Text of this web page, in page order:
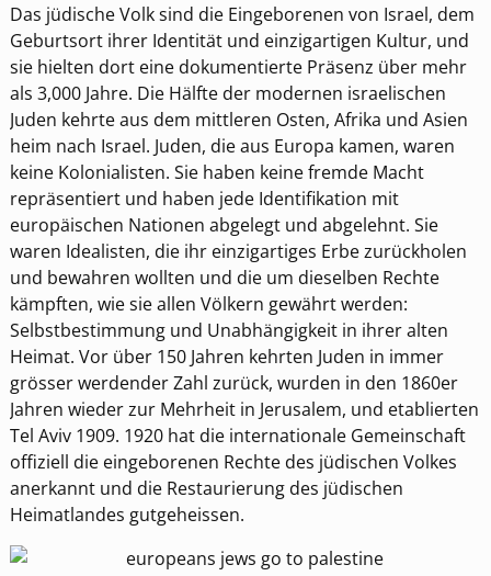
Das jüdische Volk sind die Eingeborenen von Israel, dem
Geburtsort ihrer Identität und einzigartigen Kultur, und
sie hielten dort eine dokumentierte Präsenz über mehr
als 3,000 Jahre. Die Hälfte der modernen israelischen
Juden kehrte aus dem mittleren Osten, Afrika und Asien
heim nach Israel. Juden, die aus Europa kamen, waren
keine Kolonialisten. Sie haben keine fremde Macht
repräsentiert und haben jede Identifikation mit
europäischen Nationen abgelegt und abgelehnt. Sie
waren Idealisten, die ihr einzigartiges Erbe zurückholen
und bewahren wollten und die um dieselben Rechte
kämpften, wie sie allen Völkern gewährt werden:
Selbstbestimmung und Unabhängigkeit in ihrer alten
Heimat. Vor über 150 Jahren kehrten Juden in immer
grösser werdender Zahl zurück, wurden in den 1860er
Jahren wieder zur Mehrheit in Jerusalem, und etablierten
Tel Aviv 1909. 1920 hat die internationale Gemeinschaft
offiziell die eingeborenen Rechte des jüdischen Volkes
anerkannt und die Restaurierung des jüdischen
Heimatlandes gutgeheissen.